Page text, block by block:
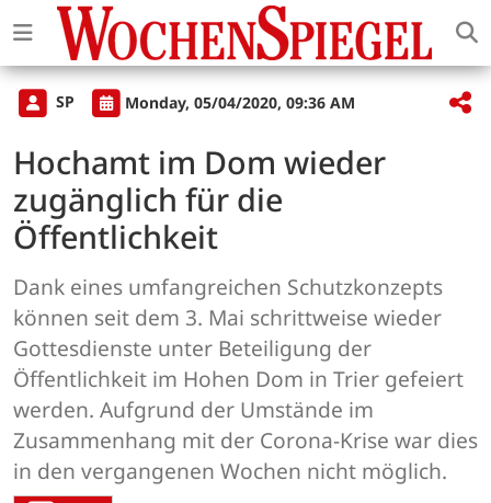
SP Monday, 05/04/2020, 09:36 AM
Hochamt im Dom wieder
zugänglich für die
Öffentlichkeit
Dank eines umfangreichen Schutzkonzepts
können seit dem 3. Mai schrittweise wieder
Gottesdienste unter Beteiligung der
Öffentlichkeit im Hohen Dom in Trier gefeiert
werden. Aufgrund der Umstände im
Zusammenhang mit der Corona-Krise war dies
in den vergangenen Wochen nicht möglich.